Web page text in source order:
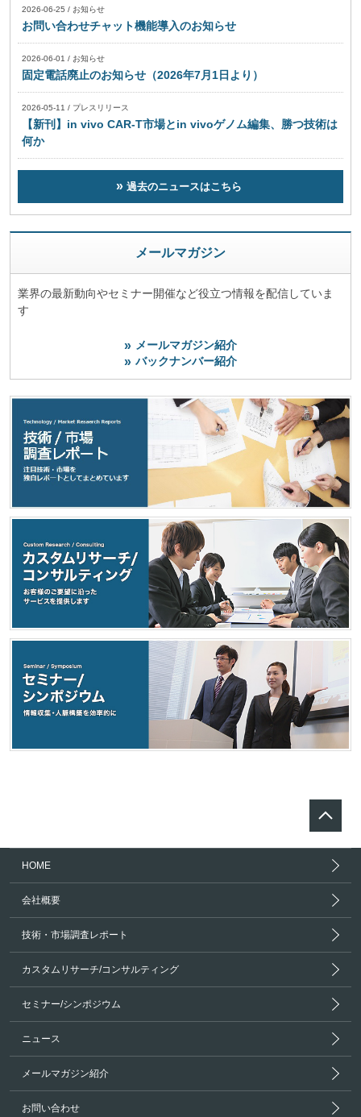
2026-06-25 / お知らせ
お問い合わせチャット機能導入のお知らせ
2026-06-01 / お知らせ
固定電話廃止のお知らせ（2026年7月1日より）
2026-05-11 / プレスリリース
【新刊】in vivo CAR-T市場とin vivoゲノム編集、勝つ技術は
何か
過去のニュースはこちら
メールマガジン
業界の最新動向やセミナー開催など役立つ情報を配信していま
す
メールマガジン紹介
バックナンバー紹介
HOME
会社概要
技術・市場調査レポート
カスタムリサーチ/コンサルティング
セミナー/シンポジウム
ニュース
メールマガジン紹介
お問い合わせ